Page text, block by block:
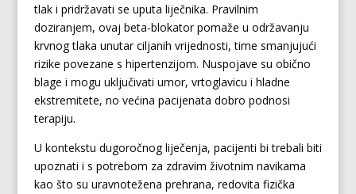
tlak i pridržavati se uputa liječnika. Pravilnim
doziranjem, ovaj beta-blokator pomaže u održavanju
krvnog tlaka unutar ciljanih vrijednosti, time smanjujući
rizike povezane s hipertenzijom. Nuspojave su obično
blage i mogu uključivati umor, vrtoglavicu i hladne
ekstremitete, no većina pacijenata dobro podnosi
terapiju.
U kontekstu dugoročnog liječenja, pacijenti bi trebali biti
upoznati i s potrebom za zdravim životnim navikama
kao što su uravnotežena prehrana, redovita fizička